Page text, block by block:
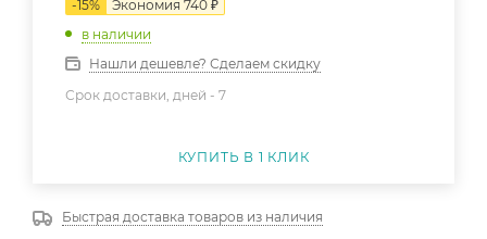
-15% Экономия 740 ₽
в наличии
Нашли дешевле? Сделаем скидку
Срок доставки, дней - 7
КУПИТЬ В 1 КЛИК
Быстрая доставка товаров из наличия